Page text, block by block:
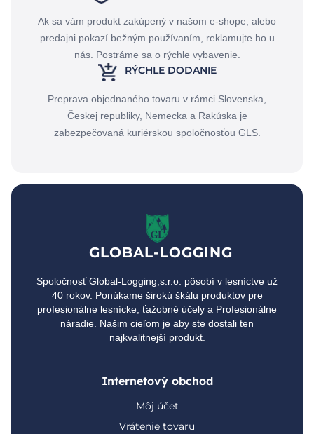
Ak sa vám produkt zakúpený v našom e-shope, alebo
predajni pokazí bežným používaním, reklamujte ho u
nás. Postráme sa o rýchle vybavenie.
RÝCHLE DODANIE
Preprava objednaného tovaru v rámci Slovenska,
Českej republiky, Nemecka a Rakúska je
zabezpečovaná kuriérskou spoločnosťou GLS.
GLOBAL-LOGGING
Spoločnosť Global-Logging,s.r.o. pôsobí v lesníctve už
40 rokov. Ponúkame širokú škálu produktov pre
profesionálne lesnícke, ťažobné účely a Profesionálne
náradie. Našim cieľom je aby ste dostali ten
najkvalitnejší produkt.
Internetový obchod
Môj účet
Vrátenie tovaru